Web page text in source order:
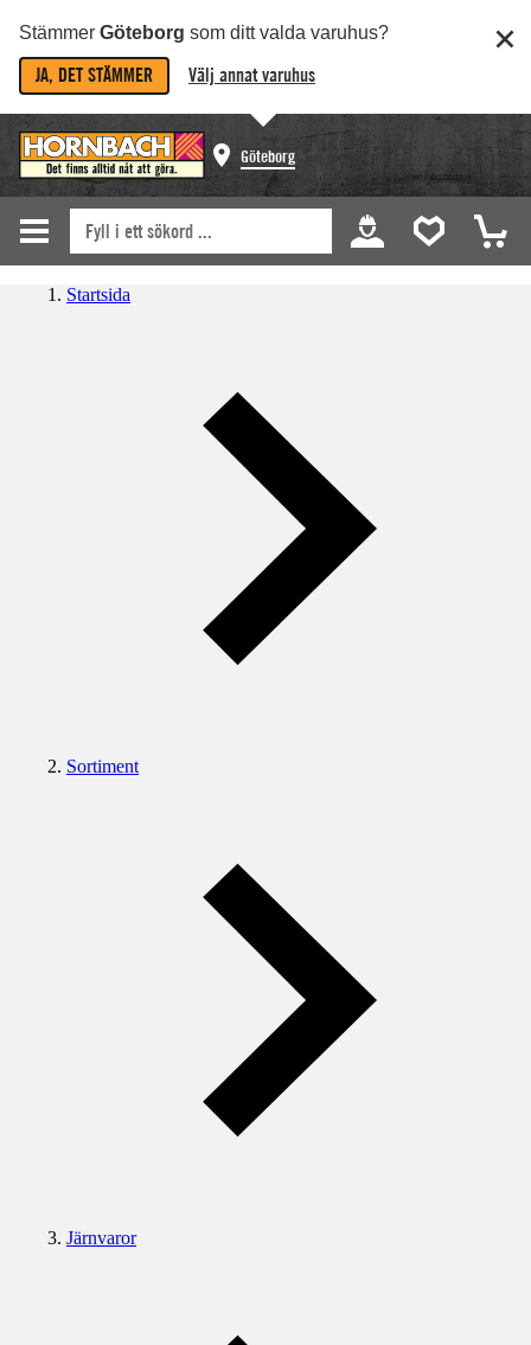
Stämmer Göteborg som ditt valda varuhus?
JA, DET STÄMMER Välj annat varuhus
Göteborg
Startsida
Sortiment
Järnvaror